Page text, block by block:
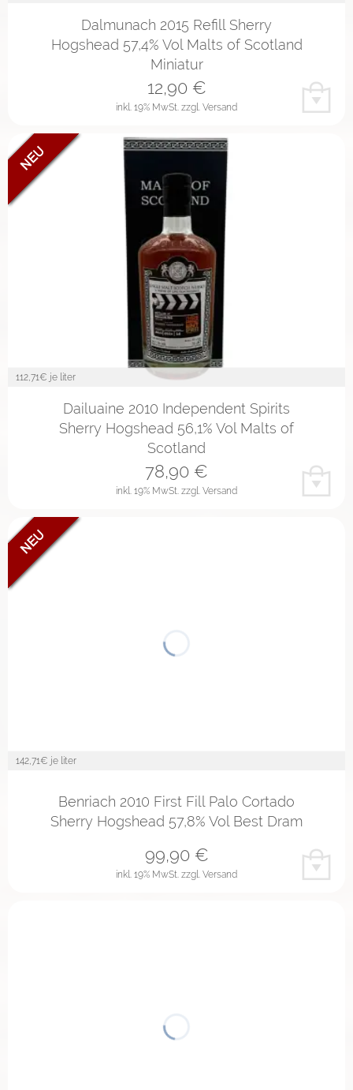
Dalmunach 2015 Refill Sherry
Hogshead 57,4% Vol Malts of Scotland
Miniatur
inkl. 19% MwSt. zzgl. Versand
12,90€
112,71€ je liter
Dailuaine 2010 Independent Spirits
Sherry Hogshead 56,1% Vol Malts of
Scotland
inkl. 19% MwSt. zzgl. Versand
78,90 €
142,71€ je liter
Benriach 2010 First Fill Palo Cortado
Sherry Hogshead 57,8% Vol Best Dram
inkl. 19% MwSt. zzgl. Versand
99,90€